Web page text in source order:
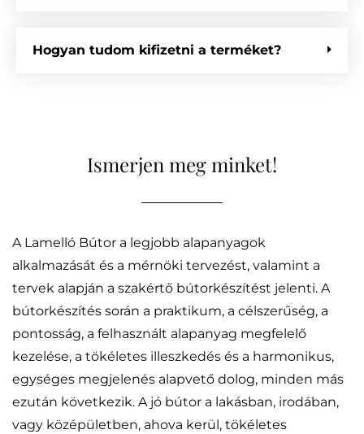
Hogyan tudom kifizetni a terméket?
Ismerjen meg minket!
A Lamelló Bútor a legjobb alapanyagok
alkalmazását és a mérnöki tervezést, valamint a
tervek alapján a szakértő bútorkészítést jelenti. A
bútorkészítés során a praktikum, a célszerűség, a
pontosság, a felhasznált alapanyag megfelelő
kezelése, a tökéletes illeszkedés és a harmonikus,
egységes megjelenés alapvető dolog, minden más
ezután következik. A jó bútor a lakásban, irodában,
vagy középületben, ahova kerül, tökéletes